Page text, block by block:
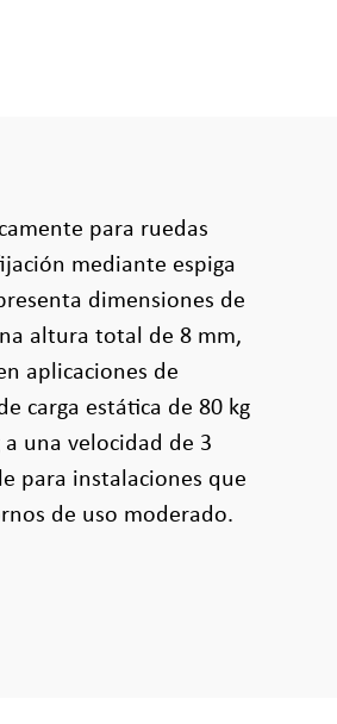
para ruedas
mediante espiga
dimensiones de
altura total de 8 mm,
aplicaciones de
carga estática de 80 kg
una velocidad de 3
para instalaciones que
de uso moderado.